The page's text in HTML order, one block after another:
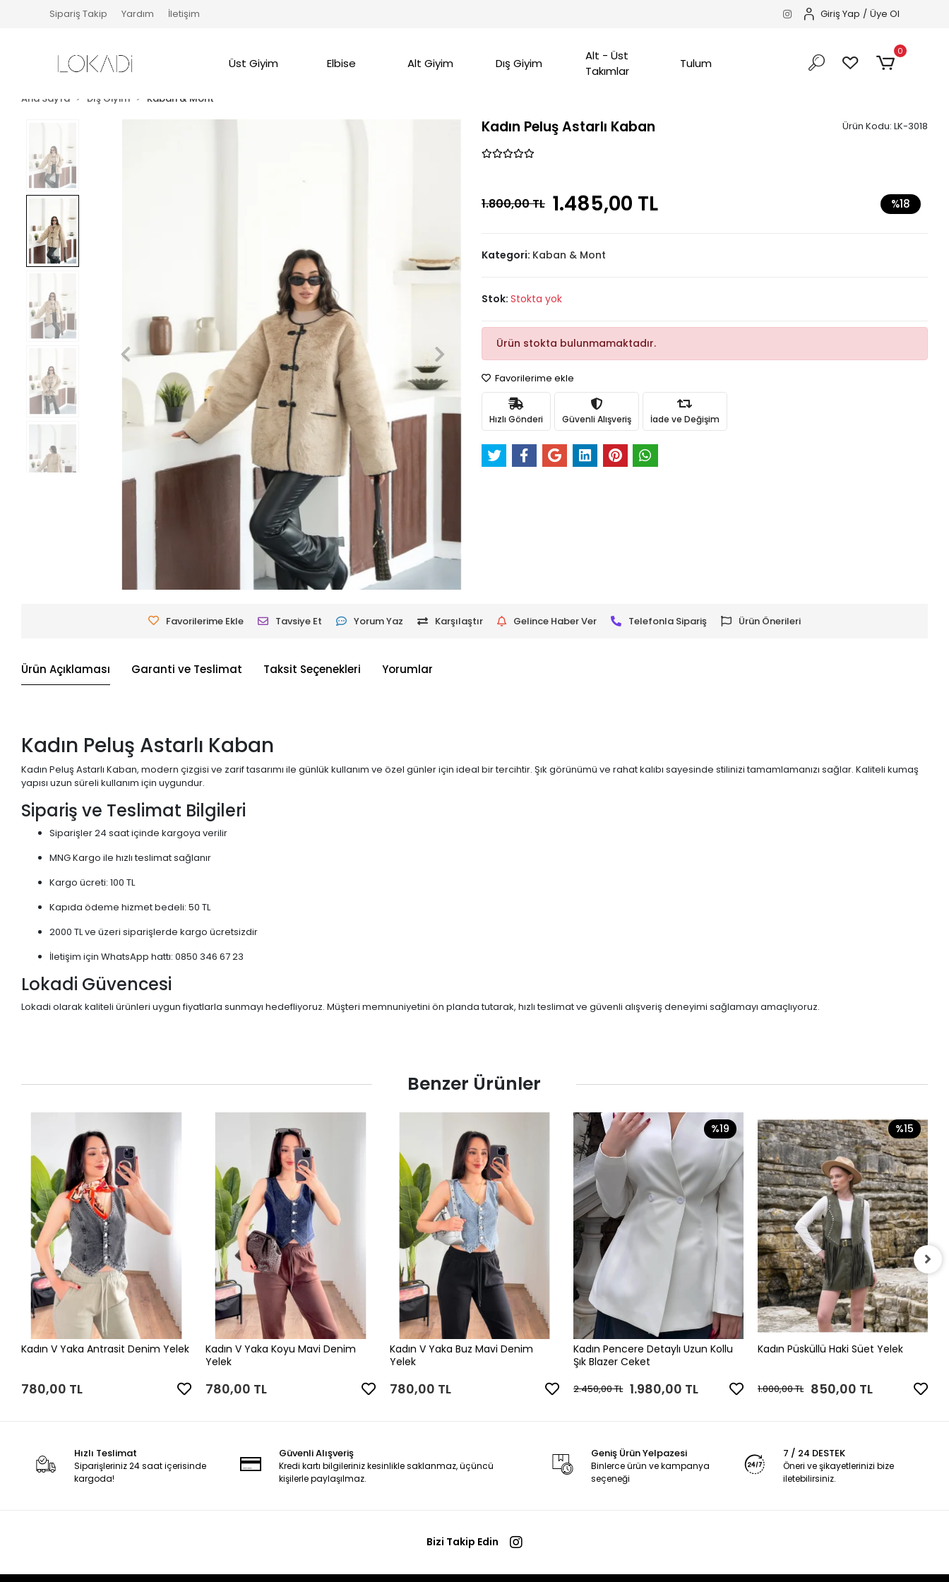
Sipariş Takip Yardım İletişim Giriş Yap / Üye Ol
Üst Giyim Elbise Alt Giyim Dış Giyim
Alt - Üst
Takımlar
Tulum
0
Ana Sayfa Dış Giyim Kaban & Mont
Kadın Peluş Astarlı Kaban Ürün Kodu: LK-3018
1.800,00 TL 1.485,00 TL %18
Kategori: Kaban & Mont
Stok: Stokta yok
Ürün stokta bulunmamaktadır.
Favorilerime ekle
Hızlı Gönderi Güvenli Alışveriş İade ve Değişim
Favorilerime Ekle Tavsiye Et Yorum Yaz Karşılaştır Gelince Haber Ver Telefonla Sipariş Ürün Önerileri
Ürün Açıklaması Garanti ve Teslimat Taksit Seçenekleri Yorumlar
Kadın Peluş Astarlı Kaban
Kadın Peluş Astarlı Kaban, modern çizgisi ve zarif tasarımı ile günlük kullanım ve özel günler için ideal bir tercihtir. Şık görünümü ve rahat kalıbı sayesinde stilinizi tamamlamanızı sağlar. Kaliteli kumaş
yapısı uzun süreli kullanım için uygundur.
Sipariş ve Teslimat Bilgileri
Siparişler 24 saat içinde kargoya verilir
MNG Kargo ile hızlı teslimat sağlanır
Kargo ücreti: 100 TL
Kapıda ödeme hizmet bedeli: 50 TL
2000 TL ve üzeri siparişlerde kargo ücretsizdir
İletişim için WhatsApp hattı: 0850 346 67 23
Lokadi Güvencesi
Lokadi olarak kaliteli ürünleri uygun fiyatlarla sunmayı hedefliyoruz. Müşteri memnuniyetini ön planda tutarak, hızlı teslimat ve güvenli alışveriş deneyimi sağlamayı amaçlıyoruz.
Benzer Ürünler
Kadın V Yaka Antrasit Denim Yelek
780,00 TL
Kadın V Yaka Koyu Mavi Denim
Yelek
780,00 TL
Kadın V Yaka Buz Mavi Denim
Yelek
780,00 TL
%19
Kadın Pencere Detaylı Uzun Kollu
Şık Blazer Ceket
2.450,00 TL 1.980,00 TL
%15
Kadın Püsküllü Haki Süet Yelek
1.000,00 TL 850,00 TL
Hızlı Teslimat
Siparişleriniz 24 saat içerisinde
kargoda!
Güvenli Alışveriş
Kredi kartı bilgileriniz kesinlikle saklanmaz, üçüncü
kişilerle paylaşılmaz.
Geniş Ürün Yelpazesi
Binlerce ürün ve kampanya
seçeneği
7 / 24 DESTEK
Öneri ve şikayetlerinizi bize
iletebilirsiniz.
Bizi Takip Edin